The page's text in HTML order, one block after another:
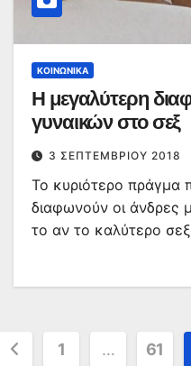
ΚΟΙΝΩΝΙΚΆ
Η μεγαλύτερη
γυναικών στο σεξ
3 ΣΕΠΤΕΜΒΡΊΟΥ 2018
Το κυριότερο πράγμα
διαφωνούν οι άνδρες
το αν το καλύτερο σεξ
1 … 61